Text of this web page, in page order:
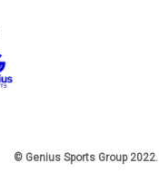
© Genius Sports Group 2022.